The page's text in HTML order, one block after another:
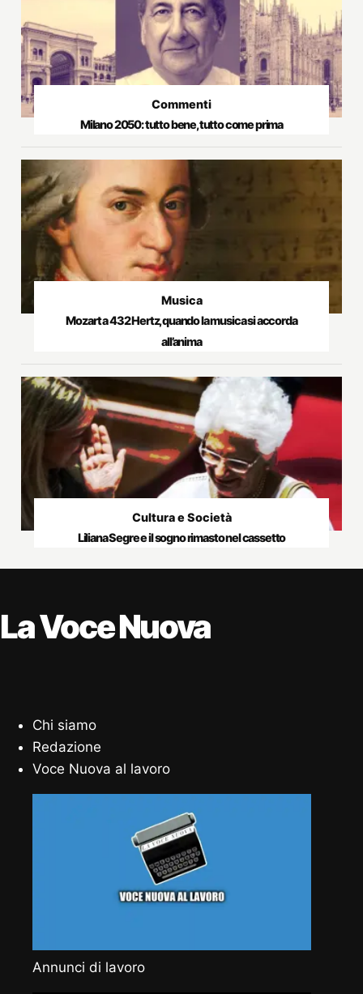
Commenti
Milano 2050: tutto bene, tutto come prima
Musica
Mozart a 432 Hertz, quando la musica si accorda
all’anima
Cultura e Società
Liliana Segre e il sogno rimasto nel cassetto
La Voce Nuova
Chi siamo
Redazione
Voce Nuova al lavoro
Annunci di lavoro